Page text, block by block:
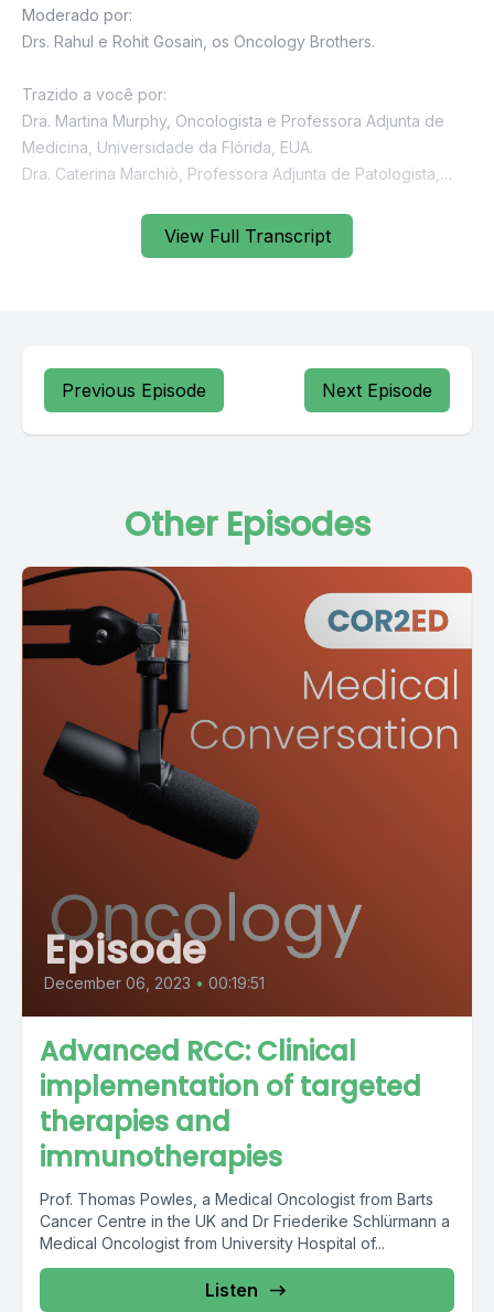
View Full Transcript
Previous Episode Next Episode
Other Episodes
Episode
December 06, 2023 • 00:19:51
Advanced RCC: Clinical
implementation of targeted
therapies and
immunotherapies
Prof. Thomas Powles, a Medical Oncologist from Barts
Cancer Centre in the UK and Dr Friederike Schlürmann a
Medical Oncologist from University Hospital of...
Listen